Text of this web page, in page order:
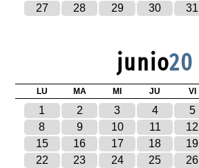
27
28 29 30 31
junio20
LU MA MI JU VI
1 2 3 4 5
8
9 10 11 12
15
16 17 18 19
22
23 24 25 26